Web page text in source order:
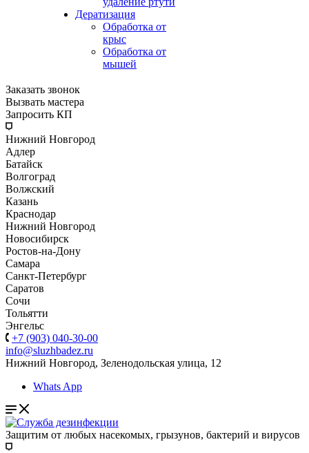
Дератизация
Обработка от
крыс
Обработка от
мышей
Заказать звонок
Вызвать мастера
Запросить КП
Нижний Новгород
Адлер
Батайск
Волгоград
Волжский
Казань
Краснодар
Нижний Новгород
Новосибирск
Ростов-на-Дону
Самара
Санкт-Петербург
Саратов
Сочи
Тольятти
Энгельс
+7 (903) 040-30-00
info@sluzhbadez.ru
Нижний Новгород, Зеленодольская улица, 12
Whats App
Защитим от любых насекомых, грызунов, бактерий и вирусов